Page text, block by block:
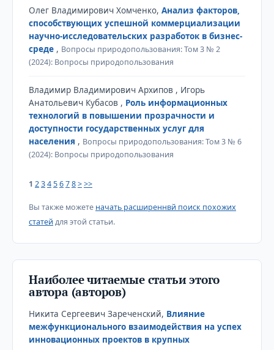
Олег Владимирович Хомченко, Анализ факторов,
способствующих успешной коммерциализации
научно-исследовательских разработок в бизнес-
среде , Вопросы природопользования: Том 3 № 2
(2024): Вопросы природопользования
Владимир Владимирович Архипов , Игорь
Анатольевич Кубасов , Роль информационных
технологий в повышении прозрачности и
доступности государственных услуг для
населения , Вопросы природопользования: Том 3 № 6
(2024): Вопросы природопользования
1 2345678>>>
Вы также можете начать расширеннвй поиск похожих
статей для этой статьи.
Наиболее читаемые статьи этого
автора (авторов)
Никита Сергеевич Зареченский, Влияние
межфункционального взаимодействия на успех
инновационных проектов в крупных